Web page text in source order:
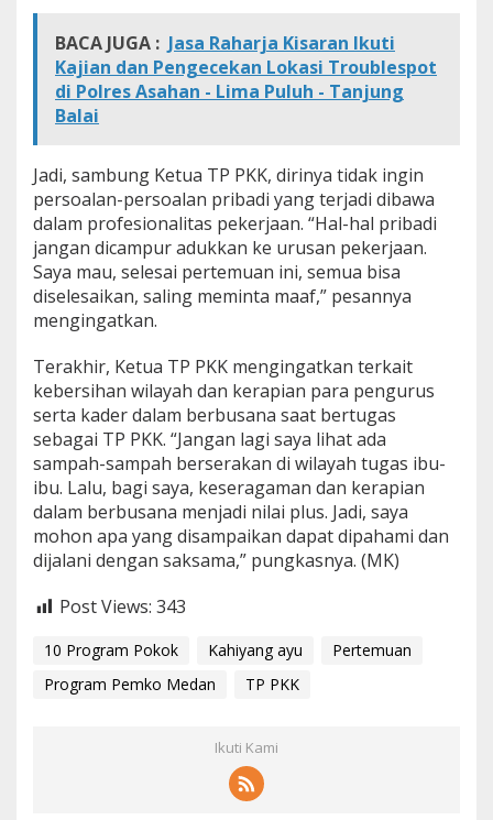
e
d
a
BACA JUGA : Jasa Raharja Kisaran Ikuti
Kajian dan Pengecekan Lokasi Troublespot
di Polres Asahan - Lima Puluh - Tanjung
Balai
Jadi, sambung Ketua TP PKK, dirinya tidak ingin
persoalan-persoalan pribadi yang terjadi dibawa
dalam profesionalitas pekerjaan. “Hal-hal pribadi
jangan dicampur adukkan ke urusan pekerjaan.
Saya mau, selesai pertemuan ini, semua bisa
diselesaikan, saling meminta maaf,” pesannya
mengingatkan.
Terakhir, Ketua TP PKK mengingatkan terkait
kebersihan wilayah dan kerapian para pengurus
serta kader dalam berbusana saat bertugas
sebagai TP PKK. “Jangan lagi saya lihat ada
sampah-sampah berserakan di wilayah tugas ibu-
ibu. Lalu, bagi saya, keseragaman dan kerapian
dalam berbusana menjadi nilai plus. Jadi, saya
mohon apa yang disampaikan dapat dipahami dan
dijalani dengan saksama,” pungkasnya. (MK)
Post Views: 343
10 Program Pokok Kahiyang ayu
Pertemuan
Program Pemko Medan
TP PKK
Ikuti Kami